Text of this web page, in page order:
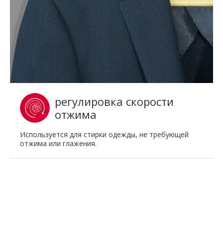
регулировка скорости
отжима
Используется для стирки одежды, не требующей
отжима или глажения.